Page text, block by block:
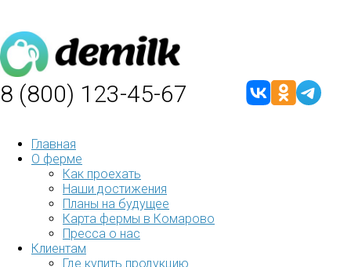
8 (800) 123-45-67
Главная
О ферме
Как проехать
Наши достижения
Планы на будущее
Карта фермы в Комарово
Пресса о нас
Клиентам
Где купить продукцию